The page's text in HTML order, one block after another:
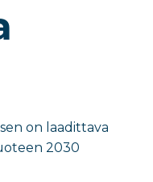
on laadittava
2030